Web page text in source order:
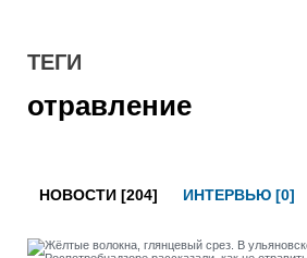
ТЕГИ
отравление
НОВОСТИ [204] ИНТЕРВЬЮ [0]